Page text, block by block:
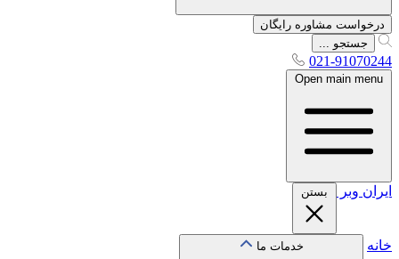
درخواست مشاوره رایگان
جستجو ...
021-91070244
Open main menu
ایران وبر بستن
خانه
خدمات ما